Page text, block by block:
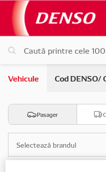
Vehicule Cod DENSO/
Pasager
Selectează brandul